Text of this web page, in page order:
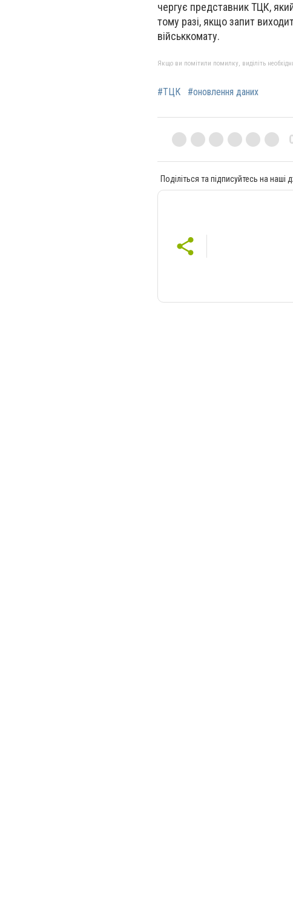
чергує представник ТЦК,
тому разі, якщо запит
військкомату.
Якщо ви помітили помилку, виділіть
#ТЦК #оновлення даних
Поділіться та підписуйтесь на наші